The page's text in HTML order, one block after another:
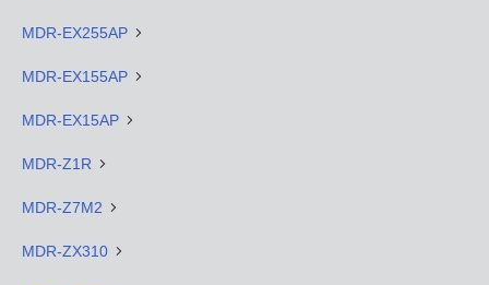
MDR-EX255AP
MDR-EX155AP
MDR-EX15AP
MDR-Z1R
MDR-Z7M2
MDR-ZX310